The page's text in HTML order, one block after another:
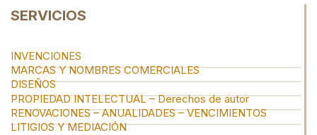
SERVICIOS
INVENCIONES
MARCAS Y NOMBRES COMERCIALES
DISEÑOS
PROPIEDAD INTELECTUAL – Derechos de autor
RENOVACIONES – ANUALIDADES – VENCIMIENTOS
LITIGIOS Y MEDIACIÓN